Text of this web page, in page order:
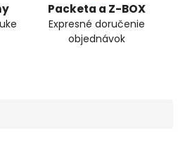
Packeta a Z-BOX
Expresné doručenie
objednávok